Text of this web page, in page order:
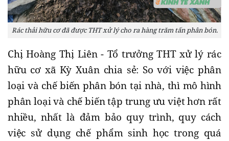
Rác thải hữu cơ đã được THT xử lý cho ra hàng trăm tấn phân bón.
Chị Hoàng Thị Liên - Tổ trưởng THT xử lý rác
hữu cơ xã Kỳ Xuân chia sẻ: So với việc phân
loại và chế biến phân bón tại nhà, thì mô hình
phân loại và chế biến tập trung ưu việt hơn rất
nhiều, nhất là đảm bảo quy trình, quy cách
việc sử dụng chế phẩm sinh học trong quá